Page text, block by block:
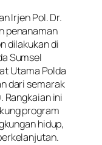
Irjen Pol. Dr.
penanaman
dilakukan di
Sumsel
Utama Polda
dari semarak
Rangkaian ini
program
hidup,